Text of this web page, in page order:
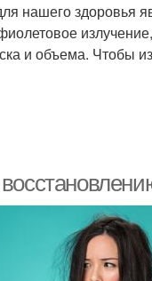
нашего здоровья
и объема. Чтобы